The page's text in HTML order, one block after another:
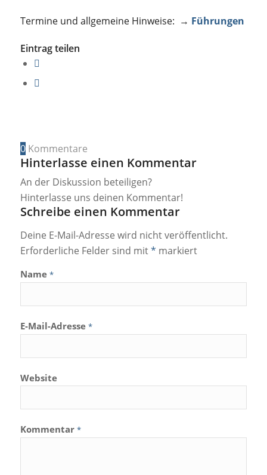
Termine und allgemeine Hinweise: → Führungen
Eintrag teilen
0 Kommentare
Hinterlasse einen Kommentar
An der Diskussion beteiligen?
Hinterlasse uns deinen Kommentar!
Schreibe einen Kommentar
Deine E-Mail-Adresse wird nicht veröffentlicht.
Erforderliche Felder sind mit* markiert
Name *
E-Mail-Adresse *
Website
Kommentar *